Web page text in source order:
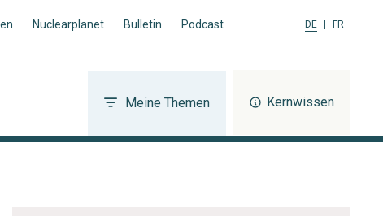
Nuclearplanet Bulletin Podcast DE FR
Meine Themen Kernwissen